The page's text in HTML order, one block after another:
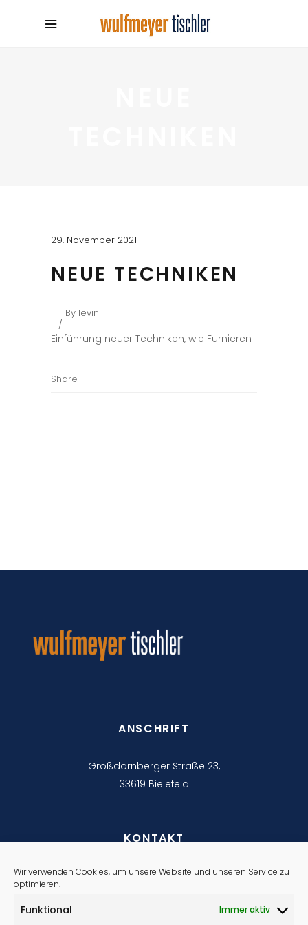
Wir verwenden Cookies, um unsere Website und unseren Service zu
optimieren.
Funktional Immer aktiv
29. November 2021
NEUE TECHNIKEN
By levin
Einführung neuer Techniken, wie Furnieren
Share
ANSCHRIFT
Großdornberger Straße 23,
33619 Bielefeld
KONTAKT
info@tischlerei-wulfmeyer.de